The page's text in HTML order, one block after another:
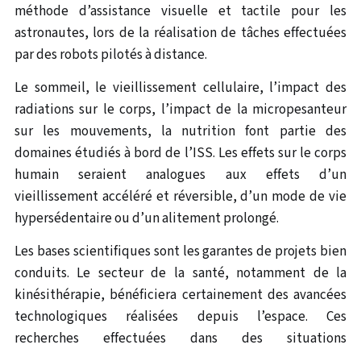
méthode d’assistance visuelle et tactile pour les
astronautes, lors de la réalisation de tâches effectuées
par des robots pilotés à distance.
Le sommeil, le vieillissement cellulaire, l’impact des
radiations sur le corps, l’impact de la micropesanteur
sur les mouvements, la nutrition font partie des
domaines étudiés à bord de l’ISS. Les effets sur le corps
humain seraient analogues aux effets d’un
vieillissement accéléré et réversible, d’un mode de vie
hypersédentaire ou d’un alitement prolongé.
Les bases scientifiques sont les garantes de projets bien
conduits. Le secteur de la santé, notamment de la
kinésithérapie, bénéficiera certainement des avancées
technologiques réalisées depuis l’espace. Ces
recherches effectuées dans des situations